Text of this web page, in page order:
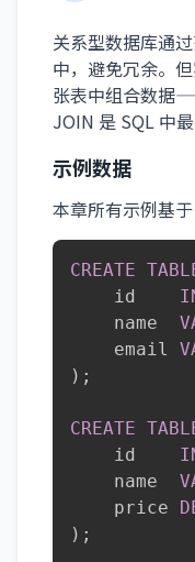
关系型数据库通
中，避免冗余。
张表中组合数据
JOIN 是 SQL 中
示例数据
本章所有示例基于
CREATE
    id
    name
    email
) ;
CREATE
    id
    name
    price
) ;